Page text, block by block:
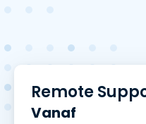
Remote
Vanaf